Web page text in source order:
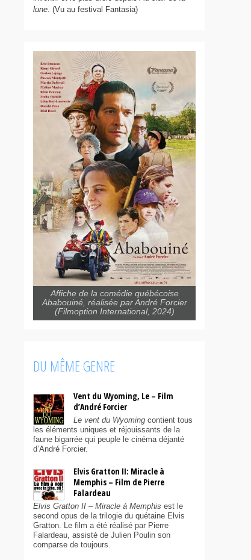
lune. (Vu au festival Fantasia)
Affiche de la comédie québécoise
Ababouiné, réalisée par André Forcier
(Filmoption International, 2024)
DU MÊME GENRE
Vent du Wyoming, Le – Film
d’André Forcier
Le vent du Wyoming contient tous
les éléments uniques et réjouissants de la
faune bigarrée qui peuple le cinéma déjanté
d’André Forcier.
Elvis Gratton II: Miracle à
Memphis – Film de Pierre
Falardeau
Elvis Gratton II – Miracle à Memphis est le
second opus de la trilogie du quétaine Elvis
Gratton. Le film a été réalisé par Pierre
Falardeau, assisté de Julien Poulin son
comparse de toujours.